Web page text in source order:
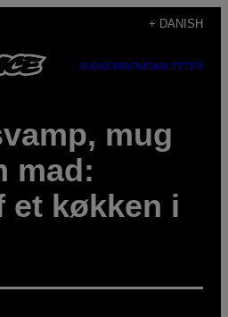
+ DANISH
SUBSCRIBENEWSLETTER
mug
mad:
et køkken i